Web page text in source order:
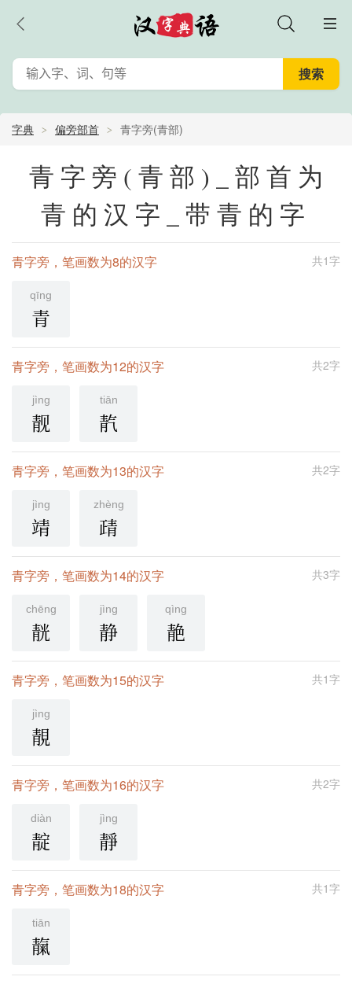
字典 偏旁部首 青字旁(青部)
青字旁(青部)_部首为
青的汉字_带青的字
共1字
青字旁，笔画数为8的汉字
qīng
青
共2字
青字旁，笔画数为12的汉字
jìng
靓
tiān
靔
共2字
青字旁，笔画数为13的汉字
jìng
靖
zhèng
靕
共3字
青字旁，笔画数为14的汉字
chēng
靗
jìng
静
qìng
靘
共1字
青字旁，笔画数为15的汉字
jìng
靚
共2字
青字旁，笔画数为16的汉字
diàn
靛
jìng
靜
共1字
青字旁，笔画数为18的汉字
tiān
靝